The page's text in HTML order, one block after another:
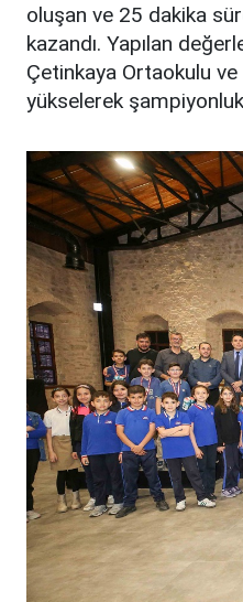
oluşan ve 25 dakika
kazandı. Yapılan
Çetinkaya Ortaokulu
yükselerek